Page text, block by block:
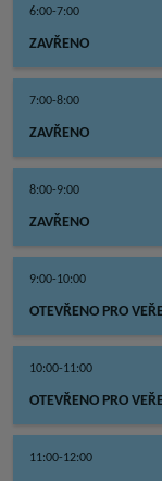
6:00-7:00
ZAVŘENO
7:00-8:00
ZAVŘENO
8:00-9:00
ZAVŘENO
9:00-10:00
OTEVŘENO PRO
10:00-11:00
OTEVŘENO PRO
11:00-12:00